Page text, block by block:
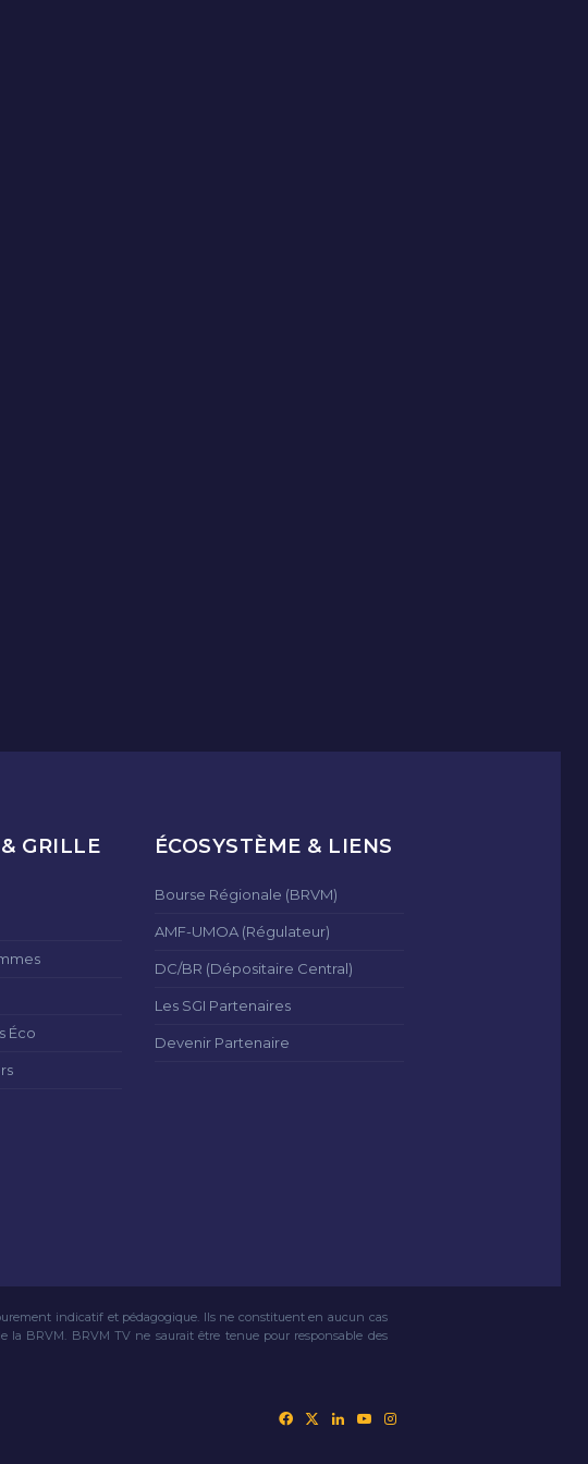
GRILLE
Éco
ÉCOSYSTÈME & LIENS
Bourse Régionale (BRVM)
AMF-UMOA (Régulateur)
DC/BR (Dépositaire Central)
Les SGI Partenaires
Devenir Partenaire
indicatif et pédagogique. Ils ne constituent en aucun cas
BRVM. BRVM TV ne saurait être tenue pour responsable des
FacebookLinkedinYouTube